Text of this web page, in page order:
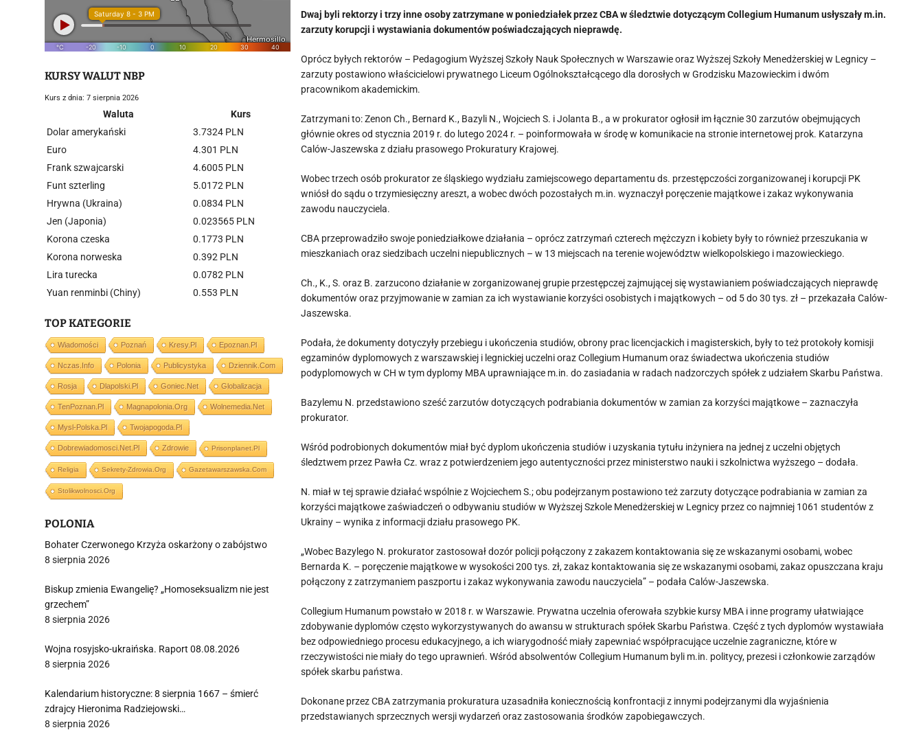
Dwaj byli rektorzy i trzy inne osoby zatrzymane w poniedziałek przez CBA w śledztwie dotyczącym Collegium Humanum usłyszały m.in.
zarzuty korupcji i wystawiania dokumentów poświadczających nieprawdę.
Oprócz byłych rektorów – Pedagogium Wyższej Szkoły Nauk Społecznych w Warszawie oraz Wyższej Szkoły Menedżerskiej w Legnicy –
zarzuty postawiono właścicielowi prywatnego Liceum Ogólnokształcącego dla dorosłych w Grodzisku Mazowieckim i dwóm
pracownikom akademickim.
Zatrzymani to: Zenon Ch., Bernard K., Bazyli N., Wojciech S. i Jolanta B., a w prokurator ogłosił im łącznie 30 zarzutów obejmujących
głównie okres od stycznia 2019 r. do lutego 2024 r. – poinformowała w środę w komunikacie na stronie internetowej prok. Katarzyna
Calów-Jaszewska z działu prasowego Prokuratury Krajowej.
Wobec trzech osób prokurator ze śląskiego wydziału zamiejscowego departamentu ds. przestępczości zorganizowanej i korupcji PK
wniósł do sądu o trzymiesięczny areszt, a wobec dwóch pozostałych m.in. wyznaczył poręczenie majątkowe i zakaz wykonywania
zawodu nauczyciela.
CBA przeprowadziło swoje poniedziałkowe działania – oprócz zatrzymań czterech mężczyzn i kobiety były to również przeszukania w
mieszkaniach oraz siedzibach uczelni niepublicznych – w 13 miejscach na terenie województw wielkopolskiego i mazowieckiego.
Ch., K., S. oraz B. zarzucono działanie w zorganizowanej grupie przestępczej zajmującej się wystawianiem poświadczających nieprawdę
dokumentów oraz przyjmowanie w zamian za ich wystawianie korzyści osobistych i majątkowych – od 5 do 30 tys. zł – przekazała Calów-
Jaszewska.
Podała, że dokumenty dotyczyły przebiegu i ukończenia studiów, obrony prac licencjackich i magisterskich, były to też protokoły komisji
egzaminów dyplomowych z warszawskiej i legnickiej uczelni oraz Collegium Humanum oraz świadectwa ukończenia studiów
podyplomowych w CH w tym dyplomy MBA uprawniające m.in. do zasiadania w radach nadzorczych spółek z udziałem Skarbu Państwa.
Bazylemu N. przedstawiono sześć zarzutów dotyczących podrabiania dokumentów w zamian za korzyści majątkowe – zaznaczyła
prokurator.
Wśród podrobionych dokumentów miał być dyplom ukończenia studiów i uzyskania tytułu inżyniera na jednej z uczelni objętych
śledztwem przez Pawła Cz. wraz z potwierdzeniem jego autentyczności przez ministerstwo nauki i szkolnictwa wyższego – dodała.
N. miał w tej sprawie działać wspólnie z Wojciechem S.; obu podejrzanym postawiono też zarzuty dotyczące podrabiania w zamian za
korzyści majątkowe zaświadczeń o odbywaniu studiów w Wyższej Szkole Menedżerskiej w Legnicy przez co najmniej 1061 studentów z
Ukrainy – wynika z informacji działu prasowego PK.
„Wobec Bazylego N. prokurator zastosował dozór policji połączony z zakazem kontaktowania się ze wskazanymi osobami, wobec
Bernarda K. – poręczenie majątkowe w wysokości 200 tys. zł, zakaz kontaktowania się ze wskazanymi osobami, zakaz opuszczana kraju
połączony z zatrzymaniem paszportu i zakaz wykonywania zawodu nauczyciela” – podała Calów-Jaszewska.
Collegium Humanum powstało w 2018 r. w Warszawie. Prywatna uczelnia oferowała szybkie kursy MBA i inne programy ułatwiające
zdobywanie dyplomów często wykorzystywanych do awansu w strukturach spółek Skarbu Państwa. Część z tych dyplomów wystawiała
bez odpowiedniego procesu edukacyjnego, a ich wiarygodność miały zapewniać współpracujące uczelnie zagraniczne, które w
rzeczywistości nie miały do tego uprawnień. Wśród absolwentów Collegium Humanum byli m.in. politycy, prezesi i członkowie zarządów
spółek skarbu państwa.
Dokonane przez CBA zatrzymania prokuratura uzasadniła koniecznością konfrontacji z innymi podejrzanymi dla wyjaśnienia
przedstawianych sprzecznych wersji wydarzeń oraz zastosowania środków zapobiegawczych.
KURSY WALUT NBP
Kurs z dnia: 7 sierpnia 2026
Waluta
Kurs
Dolar amerykański
3.7324 PLN
Euro
4.301 PLN
Frank szwajcarski
4.6005 PLN
Funt szterling
5.0172 PLN
Hrywna (Ukraina)
0.0834 PLN
Jen (Japonia)
0.023565 PLN
Korona czeska
0.1773 PLN
Korona norweska
0.392 PLN
Lira turecka
0.0782 PLN
Yuan renminbi (Chiny)
0.553 PLN
TOP KATEGORIE
Wiadomości Poznań Kresy.pl Epoznan.pl
Nczas.info Polonia Publicystyka Dziennik.com
Rosja Dlapolski.pl Goniec.net Globalizacja
TenPoznan.pl Magnapolonia.org Wolnemedia.net
Mysl-Polska.pl Twojapogoda.pl
Dobrewiadomosci.net.pl Zdrowie Prisonplanet.pl
Religia Sekrety-Zdrowia.org Gazetawarszawska.com
Stolikwolnosci.org
POLONIA
Bohater Czerwonego Krzyża oskarżony o zabójstwo
8 sierpnia 2026
Biskup zmienia Ewangelię? „Homoseksualizm nie jest
grzechem”
8 sierpnia 2026
Wojna rosyjsko-ukraińska. Raport 08.08.2026
8 sierpnia 2026
Kalendarium historyczne: 8 sierpnia 1667 – śmierć
zdrajcy Hieronima Radziejowski…
8 sierpnia 2026